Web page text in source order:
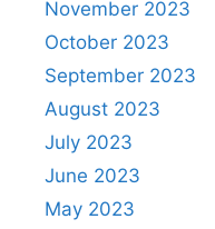
November 2023
October 2023
September 2023
August 2023
July 2023
June 2023
May 2023